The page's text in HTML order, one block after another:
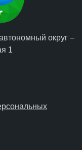
округ –
1